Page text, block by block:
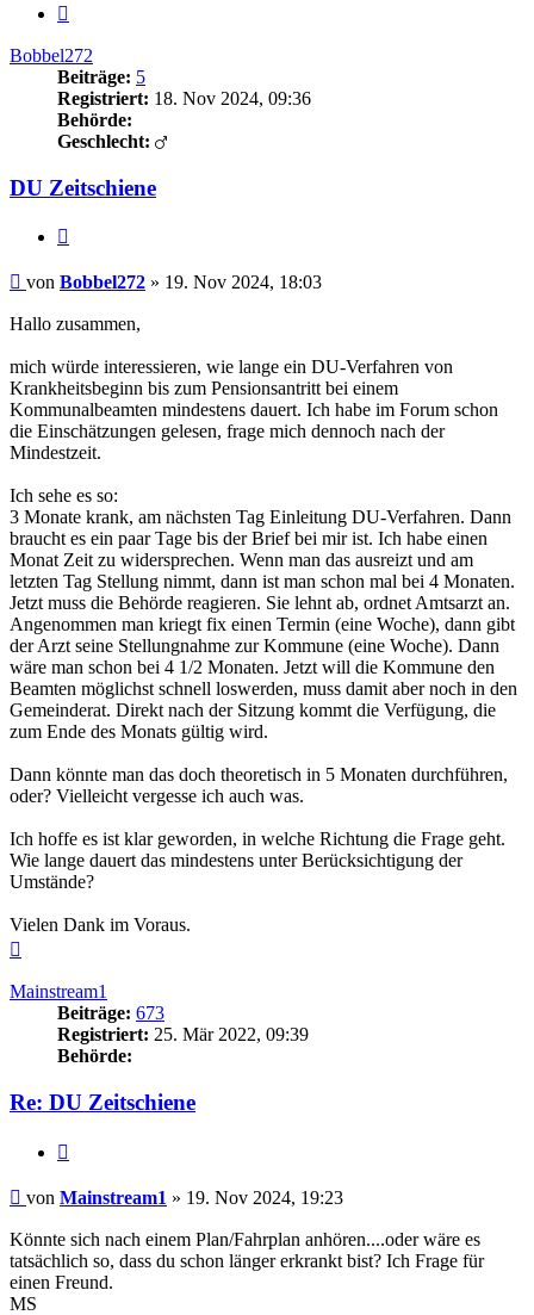
Bobbel272
Beiträge: 5
Registriert: 18. Nov 2024, 09:36
Behörde:
Geschlecht:
DU Zeitschiene
Beitrag
von Bobbel272 » 19. Nov 2024, 18:03
Hallo zusammen,
mich würde interessieren, wie lange ein DU-Verfahren von
Krankheitsbeginn bis zum Pensionsantritt bei einem
Kommunalbeamten mindestens dauert. Ich habe im Forum schon
die Einschätzungen gelesen, frage mich dennoch nach der
Mindestzeit.
Ich sehe es so:
3 Monate krank, am nächsten Tag Einleitung DU-Verfahren. Dann
braucht es ein paar Tage bis der Brief bei mir ist. Ich habe einen
Monat Zeit zu widersprechen. Wenn man das ausreizt und am
letzten Tag Stellung nimmt, dann ist man schon mal bei 4 Monaten.
Jetzt muss die Behörde reagieren. Sie lehnt ab, ordnet Amtsarzt an.
Angenommen man kriegt fix einen Termin (eine Woche), dann gibt
der Arzt seine Stellungnahme zur Kommune (eine Woche). Dann
wäre man schon bei 4 1/2 Monaten. Jetzt will die Kommune den
Beamten möglichst schnell loswerden, muss damit aber noch in den
Gemeinderat. Direkt nach der Sitzung kommt die Verfügung, die
zum Ende des Monats gültig wird.
Dann könnte man das doch theoretisch in 5 Monaten durchführen,
oder? Vielleicht vergesse ich auch was.
Ich hoffe es ist klar geworden, in welche Richtung die Frage geht.
Wie lange dauert das mindestens unter Berücksichtigung der
Umstände?
Vielen Dank im Voraus.
Mainstream1
Beiträge: 673
Registriert: 25. Mär 2022, 09:39
Behörde:
Re: DU Zeitschiene
Beitrag
von Mainstream1 » 19. Nov 2024, 19:23
Könnte sich nach einem Plan/Fahrplan anhören....oder wäre es
tatsächlich so, dass du schon länger erkrankt bist? Ich Frage für
einen Freund.
MS